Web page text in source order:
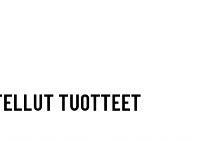
TUOTTEET